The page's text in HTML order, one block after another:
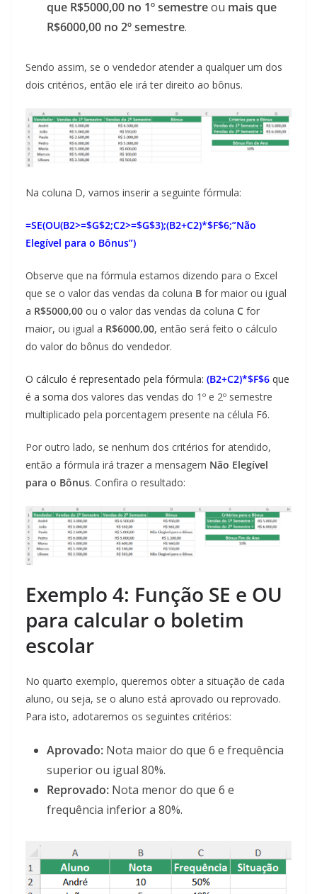
que R$5000,00 no 1º semestreou mais que
R$6000,00 no 2º semestre.
Sendo assim, se o vendedor atender a qualquer um dos
dois critérios, então ele irá ter direito ao bônus.
Na coluna D, vamos inserir a seguinte fórmula:
=SE(OU(B2>=$G$2;C2>=$G$3);(B2+C2)*$F$6;”Não
Elegível para o Bônus”)
Observe que na fórmula estamos dizendo para o Excel
que se o valor das vendas da coluna B for maior ou igual
a R$5000,00 ou o valor das vendas da coluna C for
maior, ou igual a R$6000,00, então será feito o cálculo
do valor do bônus do vendedor.
O cálculo é representado pela fórmula: (B2+C2)*$F$6 que
é a soma dos valores das vendas do 1º e 2º semestre
multiplicado pela porcentagem presente na célula F6.
Por outro lado, se nenhum dos critérios for atendido,
então a fórmula irá trazer a mensagem Não Elegível
para o Bônus. Confira o resultado:
Exemplo 4: Função SE e OU
para calcular o boletim
escolar
No quarto exemplo, queremos obter a situação de cada
aluno, ou seja, se o aluno está aprovado ou reprovado.
Para isto, adotaremos os seguintes critérios:
Aprovado: Nota maior do que 6 e frequência
superior ou igual 80%.
Reprovado: Nota menor do que 6 e
frequência inferior a 80%.